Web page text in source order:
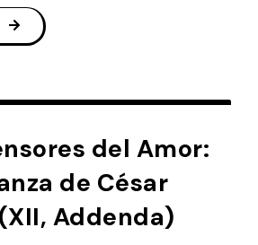
del Amor:
de César
Addenda)